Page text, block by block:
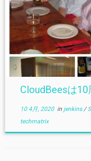
CloudBeesは10
10 4月, 2020in jenkins/
techmatrix